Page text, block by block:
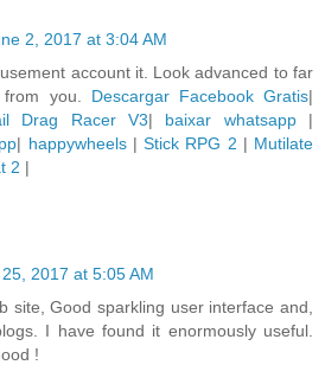
2, 2017 at 3:04 AM
account it. Look advanced to far
from you. Descargar Facebook Gratis|
Drag Racer V3| baixar whatsapp|
| happywheels| Stick RPG 2 | Mutilate
2 |
2017 at 5:05 AM
site, Good sparkling user interface and,
I have found it enormously useful.
!